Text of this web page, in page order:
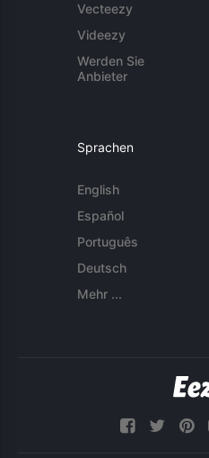
Vecteezy
Videezy
Werden Sie
Anbieter
Sprachen
English
Español
Português
Deutsch
Mehr ...